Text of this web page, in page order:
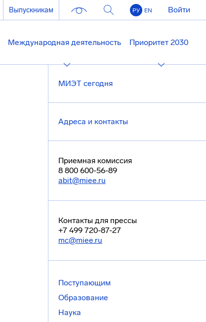
Выпускникам РУ EN Войти
Международная деятельность Приоритет 2030
МИЭТ сегодня
Адреса и контакты
Приемная комиссия
8 800 600-56-89
abit@miee.ru
Контакты для прессы
+7 499 720-87-27
mc@miee.ru
Поступающим
Образование
Наука